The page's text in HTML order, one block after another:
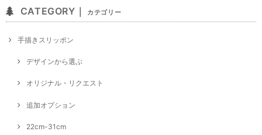
CATEGORY｜ カテゴリー
手描きスリッポン
デザインから選ぶ
オリジナル・リクエスト
追加オプション
22cm-31cm